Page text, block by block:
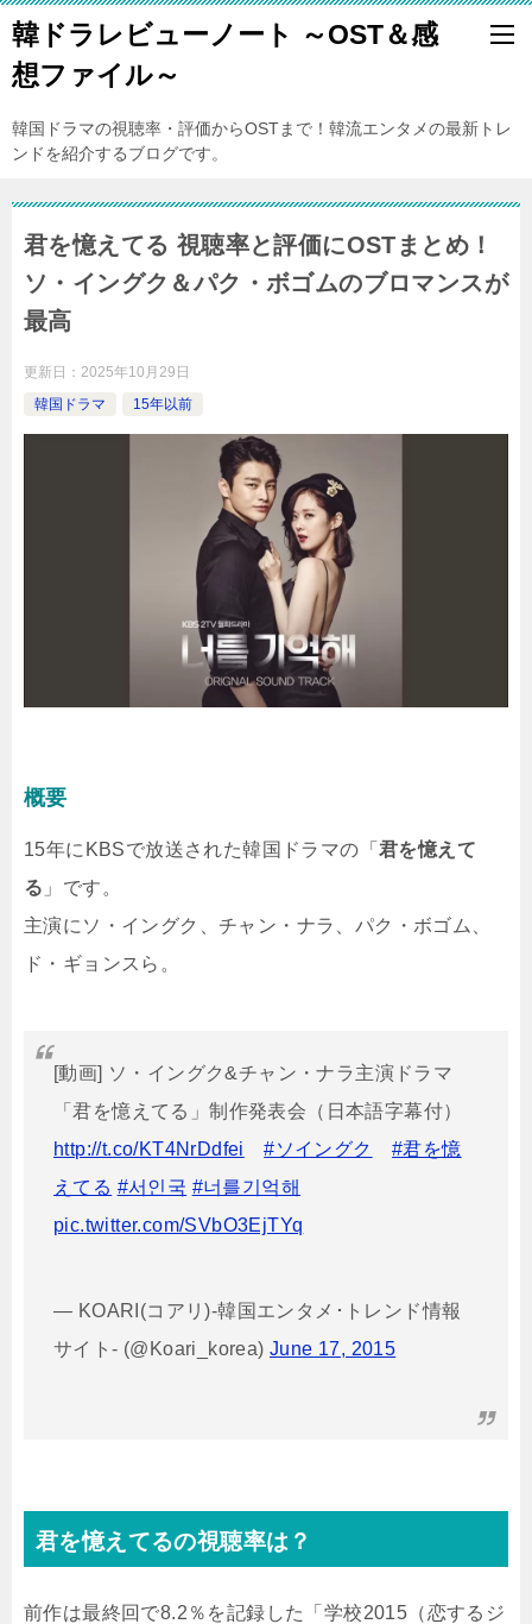
韓ドラレビューノート ～OST＆感
想ファイル～
韓国ドラマの視聴率・評価からOSTまで！韓流エンタメの最新トレ
ンドを紹介するブログです。
君を憶えてる 視聴率と評価にOSTまとめ！
ソ・イングク＆パク・ボゴムのブロマンスが
最高
更新日： 2025年10月29日
韓国ドラマ
15年以前
概要
15年にKBSで放送された韓国ドラマの「 君を憶えて
る 」です。
主演にソ・イングク、チャン・ナラ、パク・ボゴム、
ド・ギョンスら。
[動画] ソ・イングク&チャン・ナラ主演ドラマ
「君を憶えてる」制作発表会（日本語字幕付）
http://t.co/KT4NrDdfei
#ソイングク
#君を憶
えてる #서인국 #너를기억해
pic.twitter.com/SVbO3EjTYq
— KOARI(コアリ)-韓国エンタメ･トレンド情報
サイト- (@Koari_korea)June 17, 2015
君を憶えてるの視聴率は？
前作は最終回で8.2％を記録した「学校2015（恋するジ